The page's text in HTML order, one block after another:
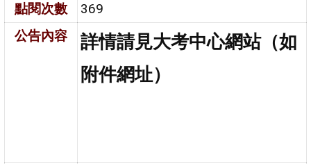
點閱次數
369
公告內容
詳情請見大考中心網站（如
附件網址）